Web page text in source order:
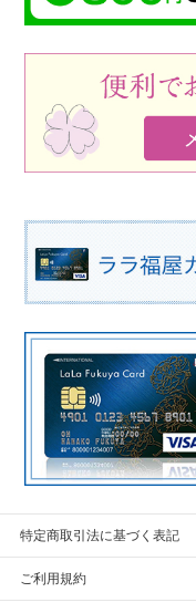
特定商取引法に基づく表記
ご利用規約